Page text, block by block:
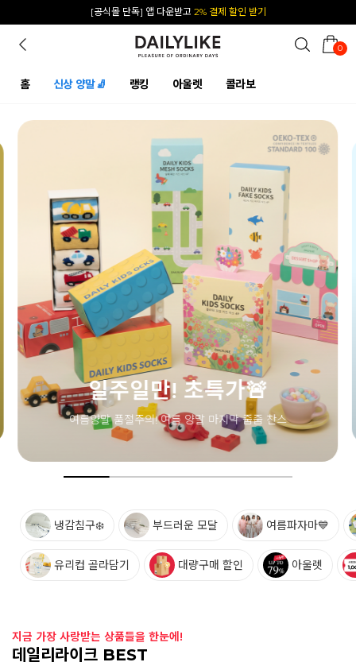
카카오 플친 추가하면1천원 즉시 할인 쿠폰
0
홈 신상 양말🧦 랭킹 아울렛 콜라보
주일만! 초특가🚨
말 품절주의! 여름 양말 마지막 줍줍 찬스
냉감침구❄️ 부드러운 모달 여름파자마💙
유리컵 골라담기 대량구매 할인 아울렛
지금 가장 사랑받는 상품들을 한눈에!
데일리라이크 BEST